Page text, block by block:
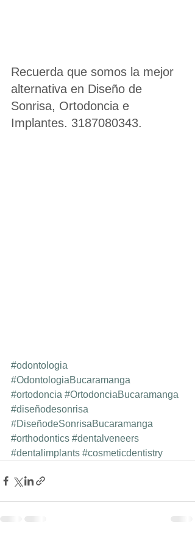
Recuerda que somos la mejor
alternativa en Diseño de
Sonrisa, Ortodoncia e
Implantes. 3187080343.
#odontologia
#OdontologiaBucaramanga
#ortodoncia #OrtodonciaBucaramanga
#diseñodesonrisa
#DiseñodeSonrisaBucaramanga
#orthodontics #dentalveneers
#dentalimplants #cosmeticdentistry